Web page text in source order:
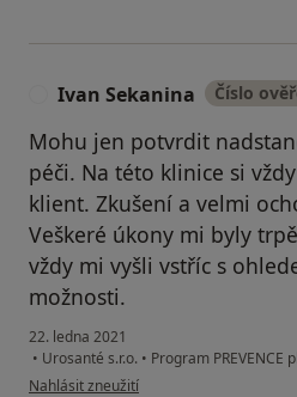
Ivan Sekanina Číslo
Mohu jen potvrdit
péči. Na této klinice si
klient. Zkušení a velmi
Veškeré úkony mi byly
vždy mi vyšli vstříc s
možnosti.
22. ledna 2021
• Urosanté s.r.o. • Program PREVENCE
podle názoru uživatele Ivan Sekanina
Nahlásit zneužití